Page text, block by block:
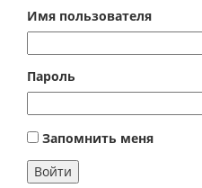
Имя пользователя
Пароль
Запомнить меня
Войти